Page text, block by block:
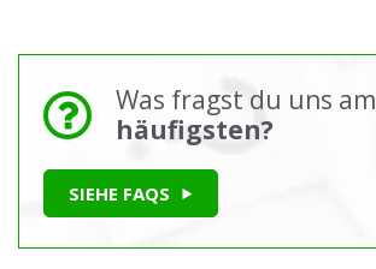
Was fragst du uns am
häufigsten?
SIEHE FAQS